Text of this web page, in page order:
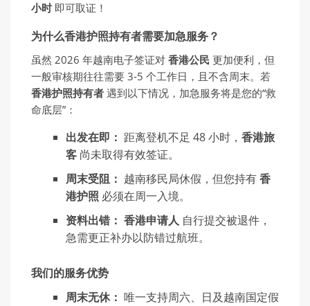
小时即可取证！
为什么香港护照持有者需要加急服务？
虽然 2026 年越南电子签证对香港公民更加便利，但
一般审核期往往需要 3-5 个工作日，且不含周末。若
香港护照持有者遇到以下情况，加急服务将是您的“救
命底层”：
出发在即： 距离登机不足 48 小时， 香港旅
客 尚未取得有效签证。
周末受阻： 越南移民局休假，但您持有香
港护照 必须在周一入境。
资料出错： 香港申请人 自行提交被退件，
急需更正补办以防错过航班。
我们的服务优势
周末无休： 唯一支持周六、日及越南国定假